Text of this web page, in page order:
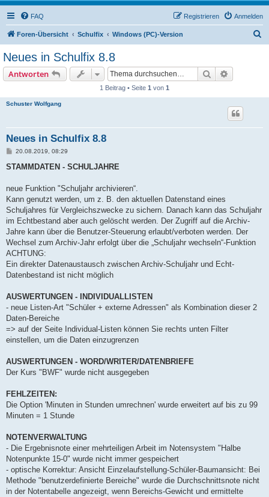
FAQ Anmelden
Registrieren
Foren-Übersicht Schulfix Windows (PC)-Version
Neues in Schulfix 8.8
Antworten Suche
1 Beitrag • Seite 1 von 1
Schuster Wolfgang
Neues in Schulfix 8.8
B
i
a
20.08.2019, 08:29
STAMMDATEN - SCHULJAHRE
neue Funktion "Schuljahr archivieren“.
Kann genutzt werden, um z. B. den aktuellen Datenstand eines
Schuljahres für Vergleichszwecke zu sichern. Danach kann das Schuljahr
im Echtbestand aber auch gelöscht werden. Der Zugriff auf die Archiv-
Jahre kann über die Benutzer-Steuerung erlaubt/verboten werden. Der
Wechsel zum Archiv-Jahr erfolgt über die „Schuljahr wechseln“-Funktion
ACHTUNG:
Ein direkter Datenaustausch zwischen Archiv-Schuljahr und Echt-
Datenbestand ist nicht möglich
AUSWERTUNGEN - INDIVIDUALLISTEN
- neue Listen-Art "Schüler + externe Adressen" als Kombination dieser 2
Daten-Bereiche
=> auf der Seite Individual-Listen können Sie rechts unten Filter
einstellen, um die Daten einzugrenzen
AUSWERTUNGEN - WORD/WRITER/DATENBRIEFE
Der Kurs "BWF" wurde nicht ausgegeben
FEHLZEITEN:
Die Option 'Minuten in Stunden umrechnen' wurde erweitert auf bis zu 99
Minuten = 1 Stunde
NOTENVERWALTUNG
- Die Ergebnisnote einer mehrteiligen Arbeit im Notensystem "Halbe
Notenpunkte 15-0" wurde nicht immer gespeichert
- optische Korrektur: Ansicht Einzelaufstellung-Schüler-Baumansicht: Bei
Methode "benutzerdefinierte Bereiche" wurde die Durchschnittsnote nicht
in der Notentabelle angezeigt, wenn Bereichs-Gewicht und ermittelte